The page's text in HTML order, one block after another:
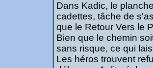
Dans Kadic, le
cadettes, tâche de
que le Retour Vers le
Bien que le chemin
sans risque, ce qui
Les héros trouvent